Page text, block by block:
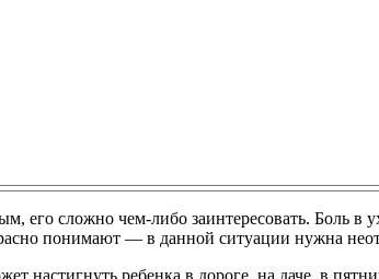
сложно чем-либо заинтересовать. Боль в
понимают — в данной ситуации нужна
настигнуть ребенка в дороге, на даче, в